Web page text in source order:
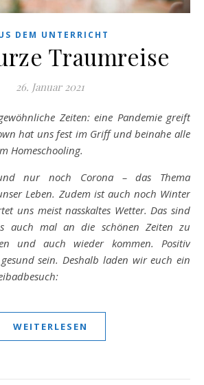
DEM UNTERRICHT
Traumreise
26. Januar 2021
hat uns fest im Griff und beinahe alle
Homeschooling.
nur noch Corona – das Thema
Leben. Zudem ist auch noch Winter
uns meist nasskaltes Wetter. Das sind
auch mal an die schönen Zeiten zu
und auch wieder kommen. Positiv
sein. Deshalb laden wir euch ein
WEITERLESEN